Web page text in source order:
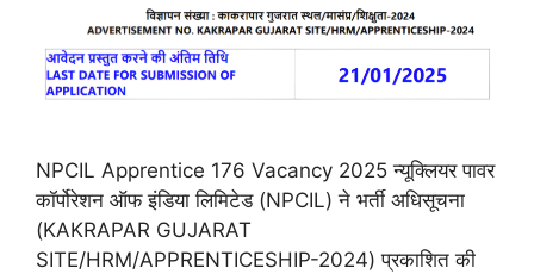
NPCIL Apprentice 176 Vacancy 2025 न्यूक्लियर पावर
कॉर्पोरेशन ऑफ इंडिया लिमिटेड (NPCIL) ने भर्ती अधिसूचना
(KAKRAPAR GUJARAT
SITE/HRM/APPRENTICESHIP-2024) प्रकाशित की